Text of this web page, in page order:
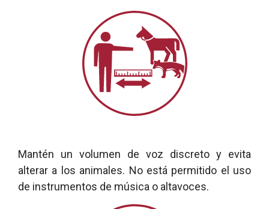
Mantén un volumen de voz discreto y evita
alterar a los animales. No está permitido el uso
de instrumentos de música o altavoces.